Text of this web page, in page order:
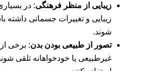
زیبایی از منظر فرهنگی: در
زیبایی و تغییرات جسمانی داشته
شوند.
تصور از طبیعی بودن بدن: برخی
غیرطبیعی یا خودخواهانه تلقی